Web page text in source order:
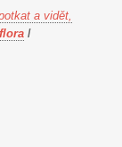
a vidět,
/